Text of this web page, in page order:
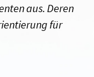
aus. Deren
für